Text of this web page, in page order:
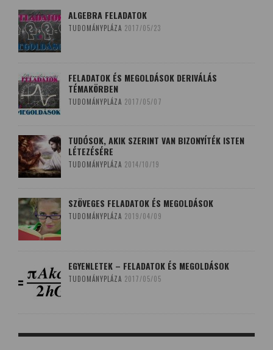
ALGEBRA FELADATOK
TUDOMÁNYPLÁZA 2017/05/23
FELADATOK ÉS MEGOLDÁSOK DERIVÁLÁS
TÉMAKÖRBEN
TUDOMÁNYPLÁZA 2017/05/07
TUDÓSOK, AKIK SZERINT VAN BIZONYÍTÉK ISTEN
LÉTEZÉSÉRE
TUDOMÁNYPLÁZA 2014/10/19
SZÖVEGES FELADATOK ÉS MEGOLDÁSOK
TUDOMÁNYPLÁZA 2019/04/09
EGYENLETEK – FELADATOK ÉS MEGOLDÁSOK
TUDOMÁNYPLÁZA 2017/05/05